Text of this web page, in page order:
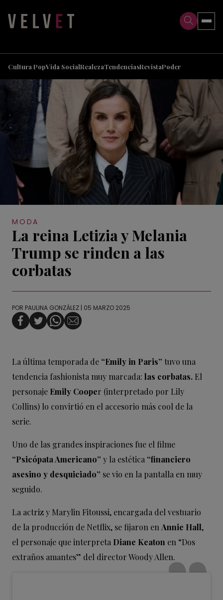
Cultura PopVida SocialRealezaTendenciasRevistaPoder
MODA
La reina Letizia y Melania
Trump se rinden a las
corbatas
POR PAULINA GONZÁLEZ | 05 MARZO 2025
La última temporada de “Emily in Paris” tuvo una
tendencia fashionista muy marcada: las corbatas. El
personaje Emily Cooper (interpretado por Lily
Collins) lo convirtió en el accesorio más cool de la
serie.
Uno de las grandes inspiraciones fue el filme
“Psicópata Americano” y la estética “financiero
asesino y desquiciado” se vio en la pantalla en muy
seguido.
La actriz y Marylin Fitoussi, encargada del vestuario
de la producción de Netflix, se fijaron en Annie Hall,
el personaje que interpreta Diane Keaton en “Dos
extraños amantes” del director Woody Allen.